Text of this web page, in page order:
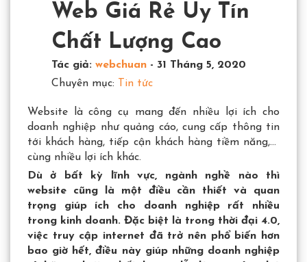
Web Giá Rẻ Uy Tín
Chất Lượng Cao
Tác giả: webchuan - 31 Tháng 5, 2020
Chuyên mục: Tin tức
Website là công cụ mang đến nhiều lợi ích cho
doanh nghiệp như quảng cáo, cung cấp thông tin
tới khách hàng, tiếp cận khách hàng tiềm năng,…
cùng nhiều lợi ích khác.
Dù ở bất kỳ lĩnh vực, ngành nghề nào thì
website cũng là một điều cần thiết và quan
trọng giúp ích cho doanh nghiệp rất nhiều
trong kinh doanh. Đặc biệt là trong thời đại 4.0,
việc truy cập internet đã trở nên phổ biến hơn
bao giờ hết, điều này giúp những doanh nghiệp